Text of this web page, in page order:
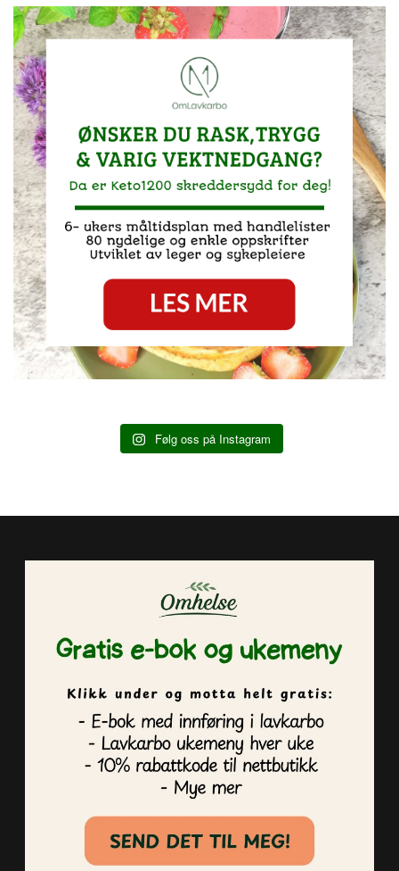
Følg oss på Instagram